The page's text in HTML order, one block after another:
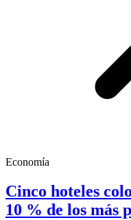
Economía
Cinco hoteles
10 % de los más